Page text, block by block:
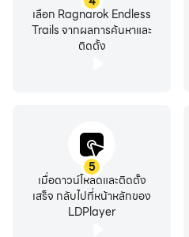
เลือก Ragnarok Endless
Trails จากผลการค้นหาและ
ติดตั้ง
5
เมื่อดาวน์โหลดและติดตั้ง
เสร็จ กลับไปที่หน้าหลักของ
LDPlayer